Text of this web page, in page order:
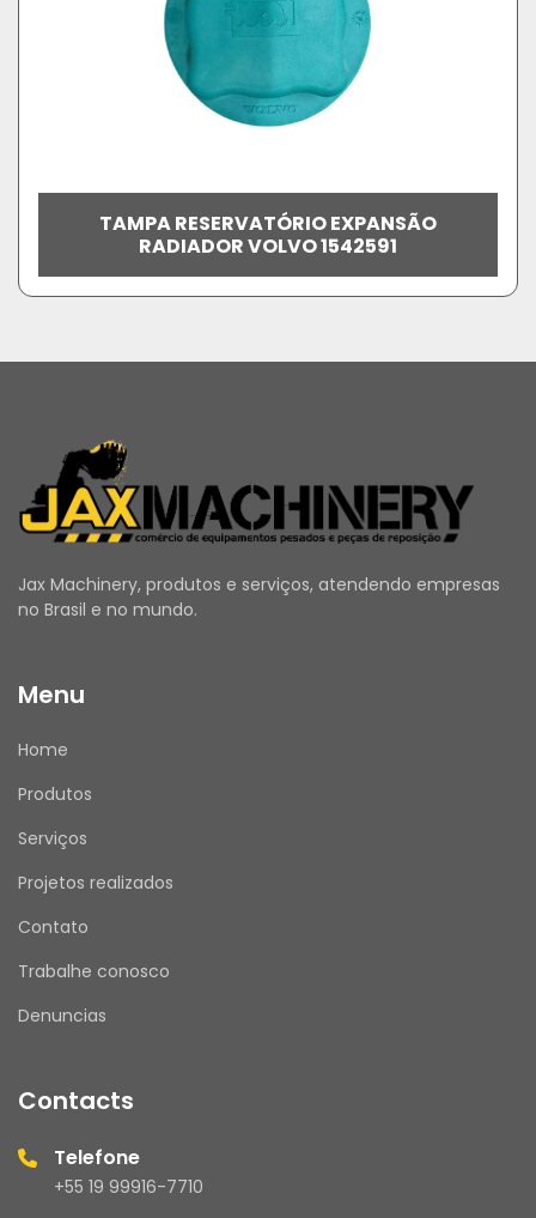
TAMPA RESERVATÓRIO EXPANSÃO
RADIADOR VOLVO 1542591
Jax Machinery, produtos e serviços, atendendo empresas
no Brasil e no mundo.
Menu
Home
Produtos
Serviços
Projetos realizados
Contato
Trabalhe conosco
Denuncias
Contacts
Telefone
+55 19 99916-7710